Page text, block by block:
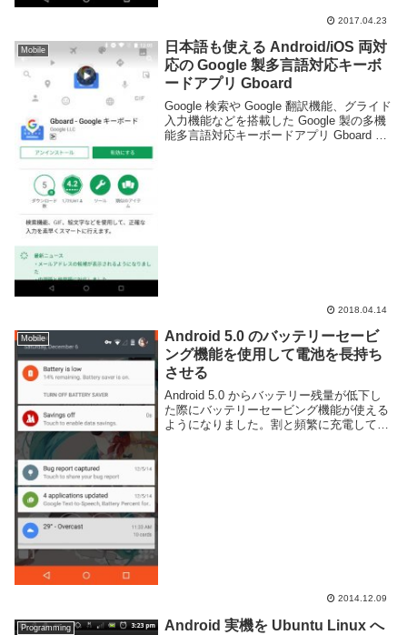
2017.04.23
Mobile
日本語も使える Android/iOS 両対
応の Google 製多言語対応キーボ
ードアプリ Gboard
Google 検索や Google 翻訳機能、グライド
入力機能などを搭載した Google 製の多機
能多言語対応キーボードアプリ Gboard が
2018.04.14
Mobile
Android 5.0 のバッテリーセービ
ング機能を使用して電池を長持ち
させる
Android 5.0 からバッテリー残量が低下し
た際にバッテリーセービング機能が使える
ようになりました。割と頻繁に充電してた
2014.12.09
Programming
Android 実機を Ubuntu Linux へ